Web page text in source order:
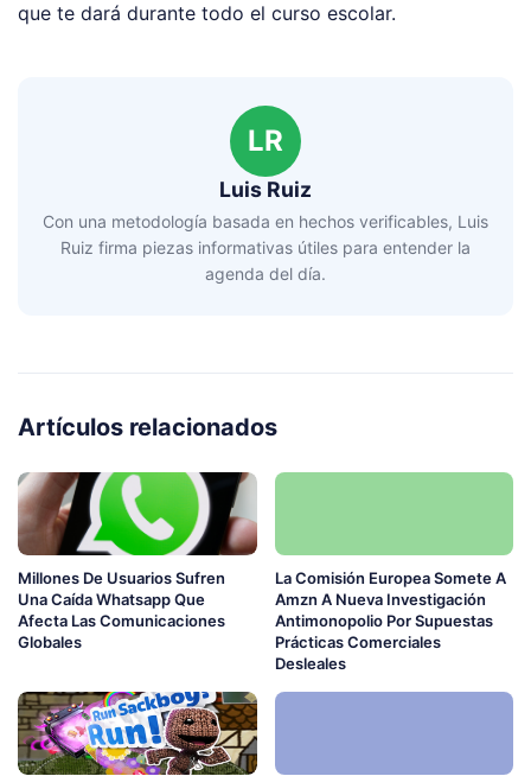
que te dará durante todo el curso escolar.
LR
Luis Ruiz
Con una metodología basada en hechos verificables, Luis
Ruiz firma piezas informativas útiles para entender la
agenda del día.
Artículos relacionados
Millones De Usuarios Sufren
Una Caída Whatsapp Que
Afecta Las Comunicaciones
Globales
La Comisión Europea Somete A
Amzn A Nueva Investigación
Antimonopolio Por Supuestas
Prácticas Comerciales
Desleales